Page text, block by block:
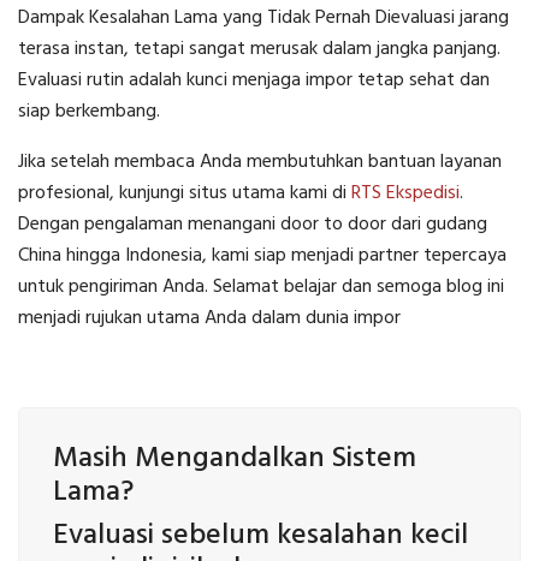
Dampak Kesalahan Lama yang Tidak Pernah Dievaluasi jarang
terasa instan, tetapi sangat merusak dalam jangka panjang.
Evaluasi rutin adalah kunci menjaga impor tetap sehat dan
siap berkembang.
Jika setelah membaca Anda membutuhkan bantuan layanan
profesional, kunjungi situs utama kami diRTS Ekspedisi.
Dengan pengalaman menangani door to door dari gudang
China hingga Indonesia, kami siap menjadi partner tepercaya
untuk pengiriman Anda. Selamat belajar dan semoga blog ini
menjadi rujukan utama Anda dalam dunia impor
Masih Mengandalkan Sistem
Lama?
Evaluasi sebelum kesalahan kecil